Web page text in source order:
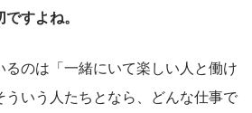
すよね。
のは「一緒にいて楽しい人と働け
ういう人たちとなら、どんな仕事で